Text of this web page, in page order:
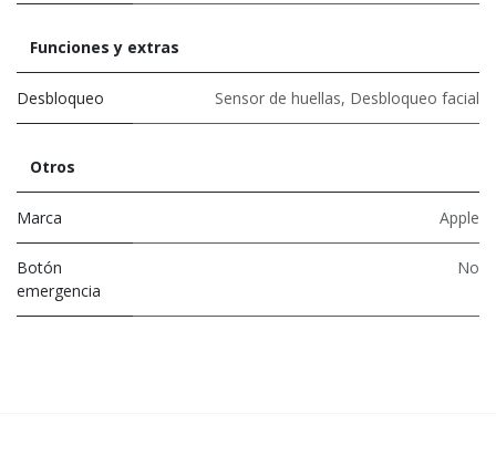
Funciones y extras
Desbloqueo Sensor de huellas, Desbloqueo facial
Otros
Marca Apple
Botón
emergencia
No